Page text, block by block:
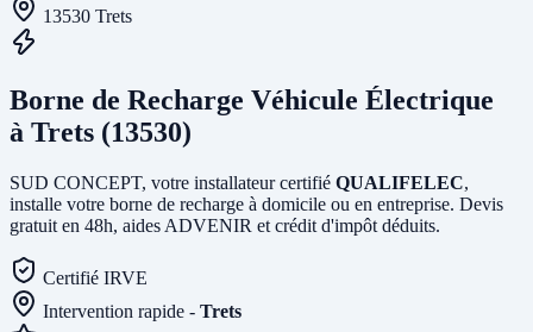
13530 Trets
Borne de Recharge Véhicule Électrique
à Trets (13530)
SUD CONCEPT, votre installateur certifié QUALIFELEC,
installe votre borne de recharge à domicile ou en entreprise. Devis
gratuit en 48h, aides ADVENIR et crédit d'impôt déduits.
Certifié IRVE
Intervention rapide - Trets